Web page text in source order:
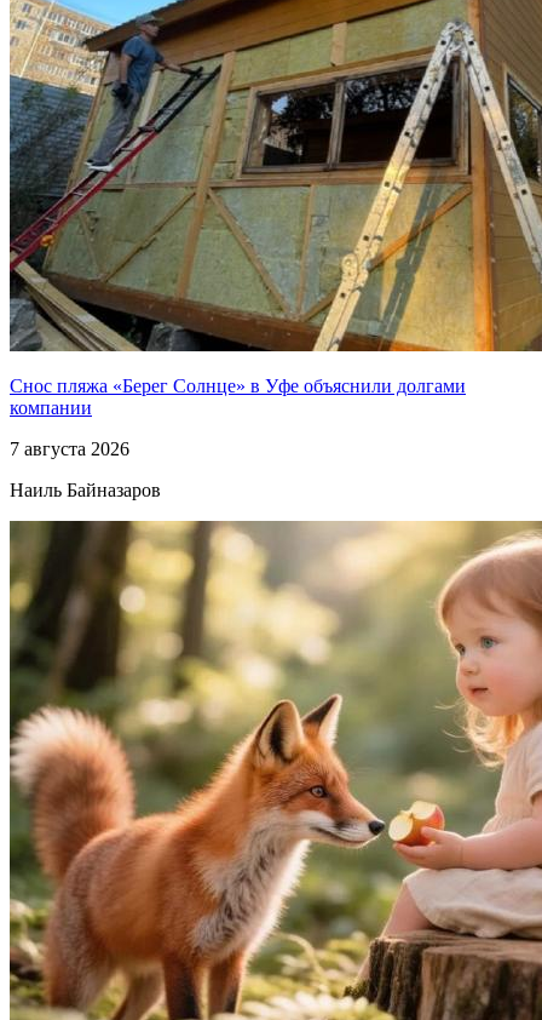
Снос пляжа «Берег Солнце» в Уфе объяснили долгами
компании
7 августа 2026
Наиль Байназаров